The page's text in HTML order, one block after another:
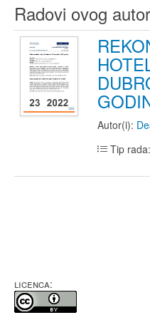
Radovi ovog
Autor(i):
Tip
LICENCA: